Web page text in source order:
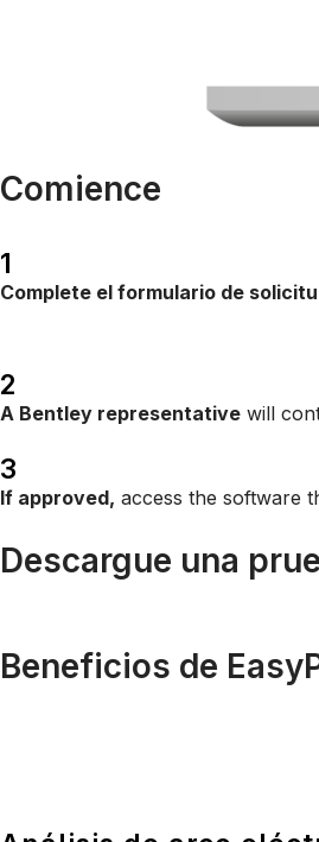
Comience
1
Complete el formulario de
2
A Bentley representative will
3
If approved, access the software
Descargue una
Beneficios de